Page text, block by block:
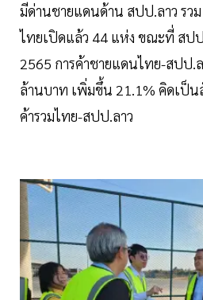
มีด่านชายแดนด้าน สปป.ลาว รว
ไทยเปิดแล้ว 44 แห่ง ขณะที่ สป
2565 การค้าชายแดนไทย-สปป.
ล้านบาท เพิ่มขึ้น 21.1% คิดเป็น
ค้ารวมไทย-สปป.ลาว